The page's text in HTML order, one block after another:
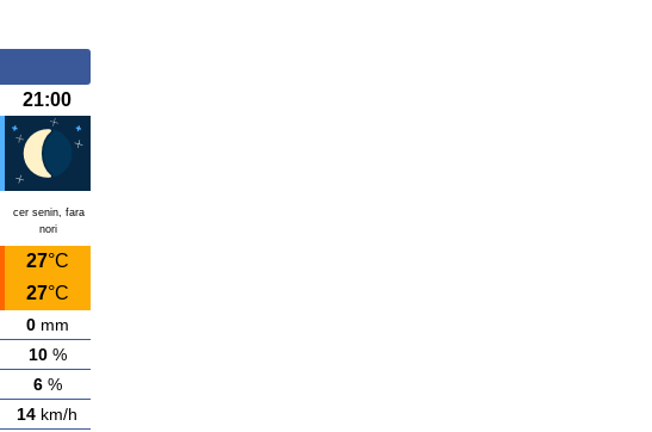
21:00
cer senin, fara
nori
27°C
27°C
0mm
10%
6%
14 km/h